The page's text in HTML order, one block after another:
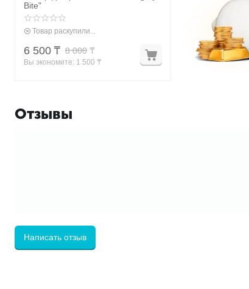
Bite"
Товар раскупили...
8 000 ₸
6 500 ₸
Вы экономите: 1 500 ₸
Отзывы
Написать отзыв